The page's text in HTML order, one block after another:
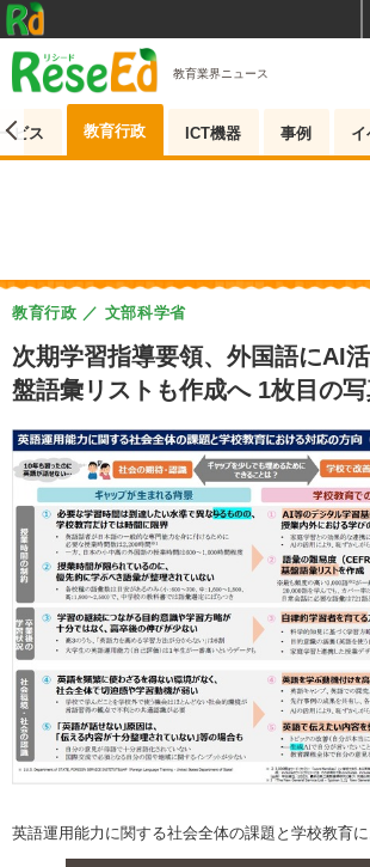
教育業界ニュース
ビス 教育行政 ICT機器 事例 イ
次期学習指導要領、外国語にAI
盤語彙リストも作成へ 1枚目の
教育行政 文部科学省
英語運用能力に関する社会全体の課題と学校教育